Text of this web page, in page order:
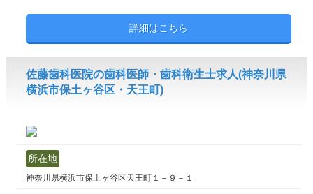
詳細はこちら
佐藤歯科医院の歯科医師・歯科衛生士求人(神奈川県
横浜市保土ヶ谷区・天王町)
所在地
神奈川県横浜市保土ヶ谷区天王町１－９－１